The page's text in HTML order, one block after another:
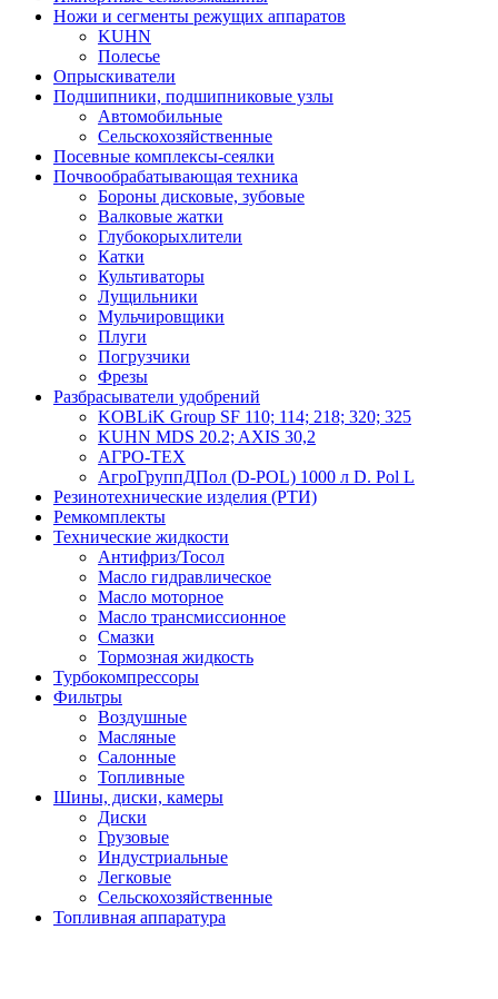
Ножи и сегменты режущих аппаратов
KUHN
Полесье
Опрыскиватели
Подшипники, подшипниковые узлы
Автомобильные
Сельскохозяйственные
Посевные комплексы-сеялки
Почвообрабатывающая техника
Бороны дисковые, зубовые
Валковые жатки
Глубокорыхлители
Катки
Культиваторы
Лущильники
Мульчировщики
Плуги
Погрузчики
Фрезы
Разбрасыватели удобрений
KOBLiK Group SF 110; 114; 218; 320; 325
KUHN MDS 20.2; AXIS 30,2
АГРО-ТЕХ
АгроГруппДПол (D-POL) 1000 л D. Pol L
Резинотехнические изделия (РТИ)
Ремкомплекты
Технические жидкости
Антифриз/Тосол
Масло гидравлическое
Масло моторное
Масло трансмиссионное
Смазки
Тормозная жидкость
Турбокомпрессоры
Фильтры
Воздушные
Масляные
Салонные
Топливные
Шины, диски, камеры
Диски
Грузовые
Индустриальные
Легковые
Сельскохозяйственные
Топливная аппаратура